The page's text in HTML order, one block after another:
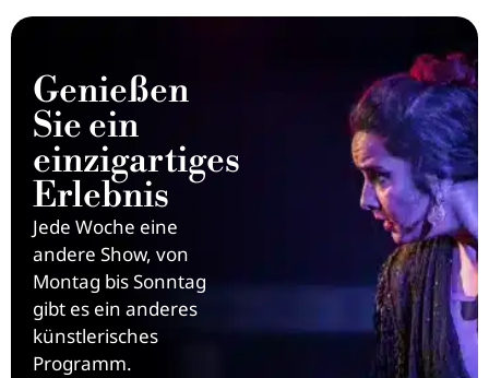
Genießen
Sie ein
einzigartiges
Erlebnis
Jede Woche eine
andere Show, von
Montag bis Sonntag
gibt es ein anderes
künstlerisches
Programm.